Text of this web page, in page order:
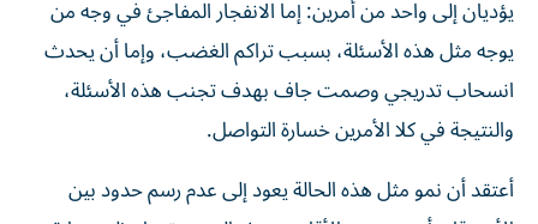
يؤديان إلى واحد من أمرين: إما الانفجار المفاجئ في وجه من
يوجه مثل هذه الأسئلة، بسبب تراكم الغضب، وإما أن يحدث
انسحاب تدريجي وصمت جاف بهدف تجنب هذه الأسئلة،
والنتيجة في كلا الأمرين خسارة التواصل.
أعتقد أن نمو مثل هذه الحالة يعود إلى عدم رسم حدود بين